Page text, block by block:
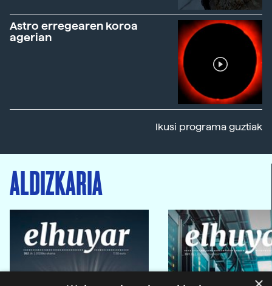
Astro erregearen koroa
agerian
Ikusi programa guztiak
ALDIZKARIA